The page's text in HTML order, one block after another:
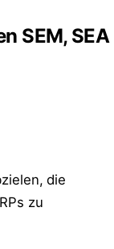
SEM, SEA
die
zu